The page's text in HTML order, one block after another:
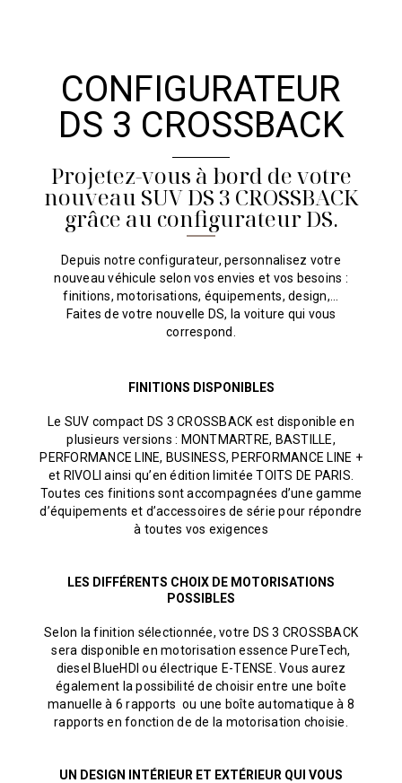
CONFIGURATEUR
DS 3 CROSSBACK
Projetez-vous à bord de votre
nouveau SUV DS 3 CROSSBACK
grâce au configurateur DS.
Depuis notre configurateur, personnalisez votre
nouveau véhicule selon vos envies et vos besoins :
finitions, motorisations, équipements, design,...
Faites de votre nouvelle DS, la voiture qui vous
correspond.
FINITIONS DISPONIBLES
Le SUV compact DS 3 CROSSBACK est disponible en
plusieurs versions : MONTMARTRE, BASTILLE,
PERFORMANCE LINE, BUSINESS, PERFORMANCE LINE +
et RIVOLI ainsi qu’en édition limitée TOITS DE PARIS.
Toutes ces finitions sont accompagnées d’une gamme
d’équipements et d’accessoires de série pour répondre
à toutes vos exigences
LES DIFFÉRENTS CHOIX DE MOTORISATIONS
POSSIBLES
Selon la finition sélectionnée, votre DS 3 CROSSBACK
sera disponible en motorisation essence PureTech,
diesel BlueHDI ou électrique E-TENSE. Vous aurez
également la possibilité de choisir entre une boîte
manuelle à 6 rapports ou une boîte automatique à 8
rapports en fonction de de la motorisation choisie.
UN DESIGN INTÉRIEUR ET EXTÉRIEUR QUI VOUS